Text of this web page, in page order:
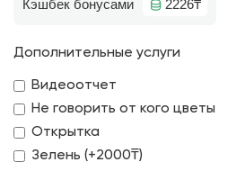
Кэшбек бонусами 2226₸
Дополнительные услуги
Видеоотчет
Не говорить от кого цветы
Открытка
Зелень (+2000₸)